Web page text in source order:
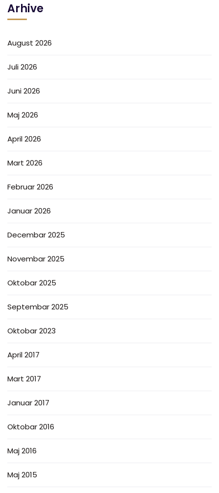
Arhive
August 2026
Juli 2026
Juni 2026
Maj 2026
April 2026
Mart 2026
Februar 2026
Januar 2026
Decembar 2025
Novembar 2025
Oktobar 2025
Septembar 2025
Oktobar 2023
April 2017
Mart 2017
Januar 2017
Oktobar 2016
Maj 2016
Maj 2015